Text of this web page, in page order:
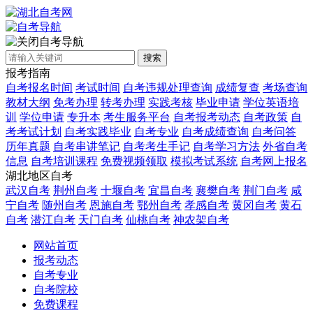
自考导航
搜索
报考指南
自考报名时间 考试时间 自考违规处理查询 成绩复查 考场查询
教材大纲 免考办理 转考办理 实践考核 毕业申请 学位英语培
训 学位申请 专升本 考生服务平台 自考报考动态 自考政策 自
考考试计划 自考实践毕业 自考专业 自考成绩查询 自考问答
历年真题 自考串讲笔记 自考考生手记 自考学习方法 外省自考
信息 自考培训课程 免费视频领取 模拟考试系统 自考网上报名
湖北地区自考
武汉自考 荆州自考 十堰自考 宜昌自考 襄樊自考 荆门自考 咸
宁自考 随州自考 恩施自考 鄂州自考 孝感自考 黄冈自考 黄石
自考 潜江自考 天门自考 仙桃自考 神农架自考
网站首页
报考动态
自考专业
自考院校
免费课程